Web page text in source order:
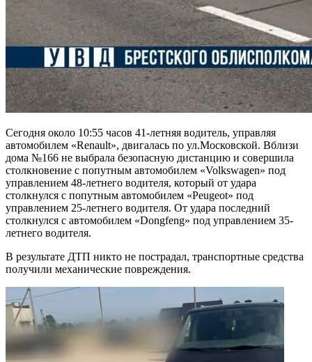
Сегодня около 10:55 часов 41-летняя водитель, управляя
автомобилем «Renault», двигалась по ул.Московской. Вблизи
дома №166 не выбрала безопасную дистанцию и совершила
столкновение с попутным автомобилем «Volkswagen» под
управлением 48-летнего водителя, который от удара
столкнулся с попутным автомобилем «Peugeot» под
управлением 25-летнего водителя. От удара последний
столкнулся с автомобилем «Dongfeng» под управлением 35-
летнего водителя.
В результате ДТП никто не пострадал, транспортные средства
получили механические повреждения.